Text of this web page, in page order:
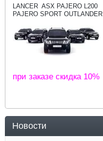
LANCER ASX PAJERO L200
PAJERO SPORT OUTLANDER
при заказе скидка 10%
Новости